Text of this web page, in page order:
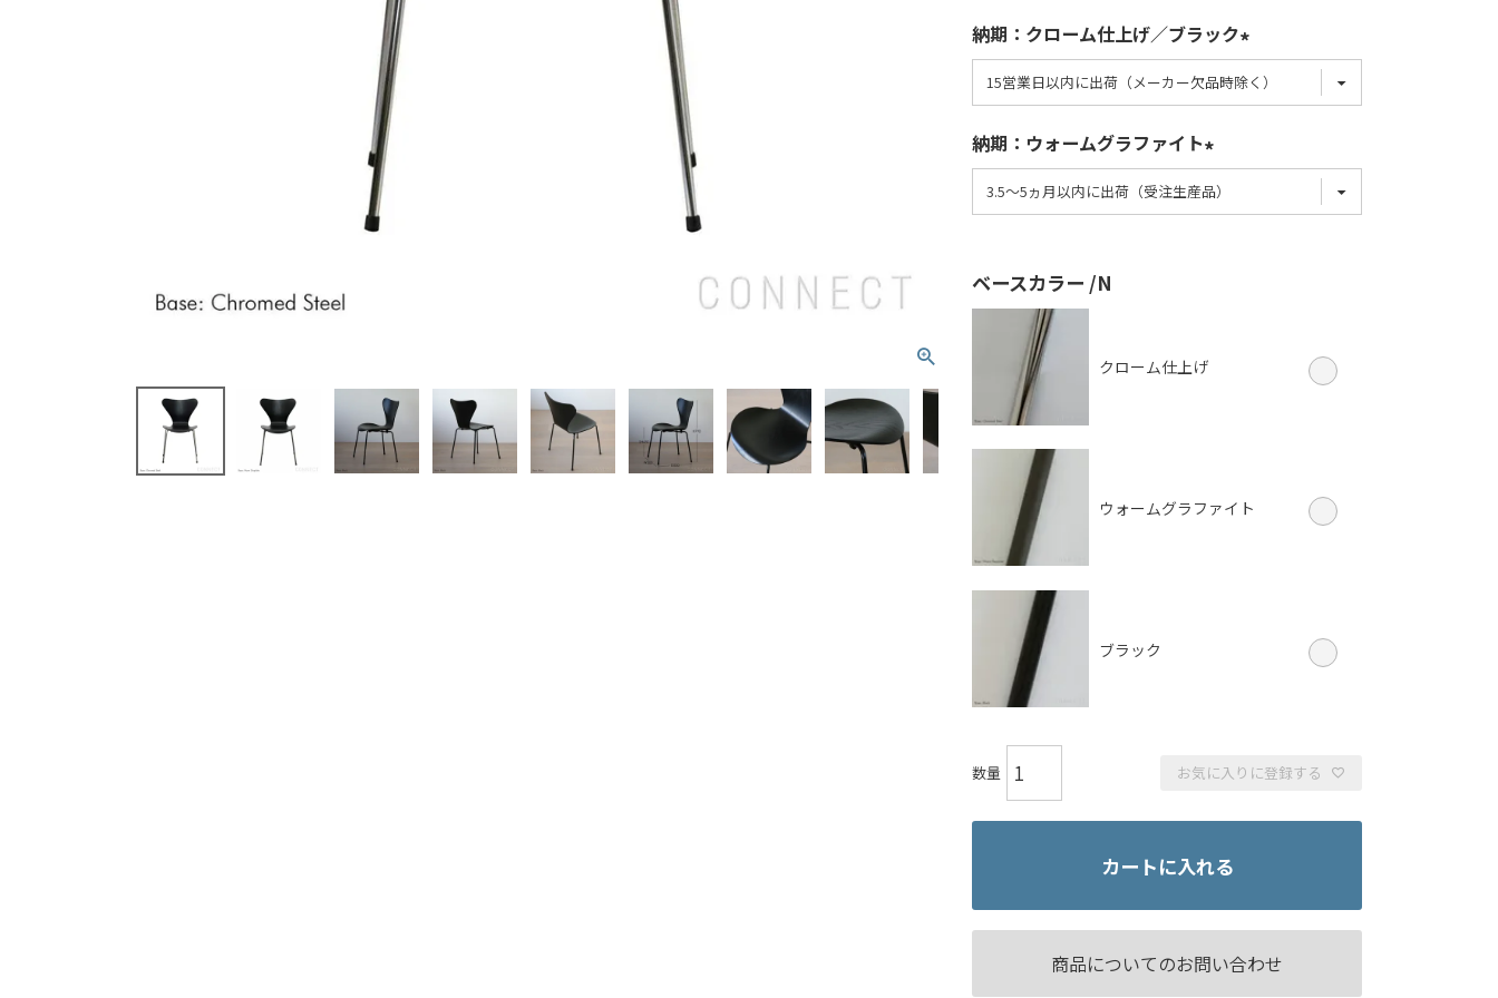
納期：クローム仕上げ／ブラック
納期：ウォームグラファイト
ベースカラー N
クローム仕上げ
ウォームグラファイト
ブラック
お気に入りに登録する
カートに入れる
商品についてのお問い合わせ